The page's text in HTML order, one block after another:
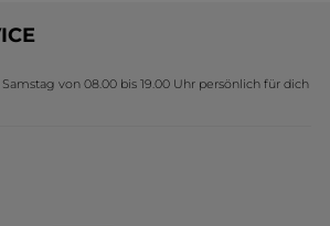
Rocher
Rocher
von 08.00 bis 19.00 Uhr persönlich für dich